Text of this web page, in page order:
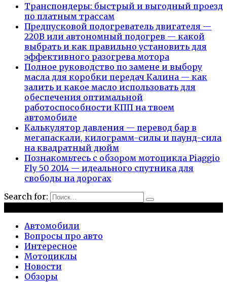
Транспондеры: быстрый и выгодный проезд
по платным трассам
Предпусковой подогреватель двигателя —
220В или автономный подогрев — какой
выбрать и как правильно установить для
эффективного разогрева мотора
Полное руководство по замене и выбору
масла для коробки передач Калина — как
залить и какое масло использовать для
обеспечения оптимальной
работоспособности КПП на твоем
автомобиле
Калькулятор давления — перевод бар в
мегапаскали, килограмм-силы и паунд-сила
на квадратный дюйм
Познакомьтесь с обзором мотоцикла Piaggio
Fly 50 2014 — идеального спутника для
свободы на дорогах
Search for:
Автомобили
Вопросы про авто
Интересное
Мотоциклы
Новости
Обзоры